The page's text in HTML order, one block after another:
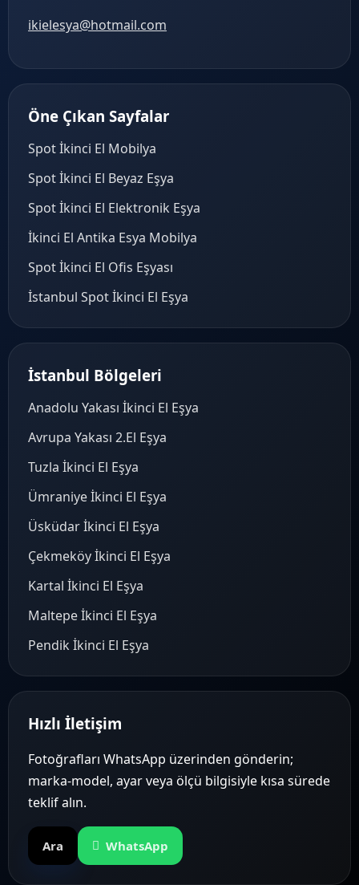
ikielesya@hotmail.com
Öne Çıkan Sayfalar
Spot İkinci El Mobilya
Spot İkinci El Beyaz Eşya
Spot İkinci El Elektronik Eşya
İkinci El Antika Esya Mobilya
Spot İkinci El Ofis Eşyası
İstanbul Spot İkinci El Eşya
İstanbul Bölgeleri
Anadolu Yakası İkinci El Eşya
Avrupa Yakası 2.El Eşya
Tuzla İkinci El Eşya
Ümraniye İkinci El Eşya
Üsküdar İkinci El Eşya
Çekmeköy İkinci El Eşya
Kartal İkinci El Eşya
Maltepe İkinci El Eşya
Pendik İkinci El Eşya
Hızlı İletişim
Fotoğrafları WhatsApp üzerinden gönderin;
marka-model, ayar veya ölçü bilgisiyle kısa sürede
teklif alın.
Ara WhatsApp